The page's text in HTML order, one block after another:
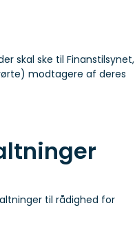
skal ske til Finanstilsynet,
modtagere af deres
til rådighed for